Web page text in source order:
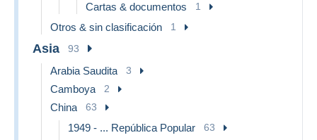
Cartas & documentos 1
Otros & sin clasificación 1
Asia 93
Arabia Saudita 3
Camboya 2
China 63
1949 - ... República Popular 63